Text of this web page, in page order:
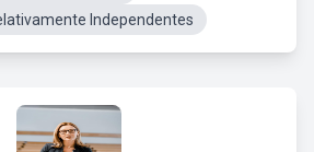
Independentes